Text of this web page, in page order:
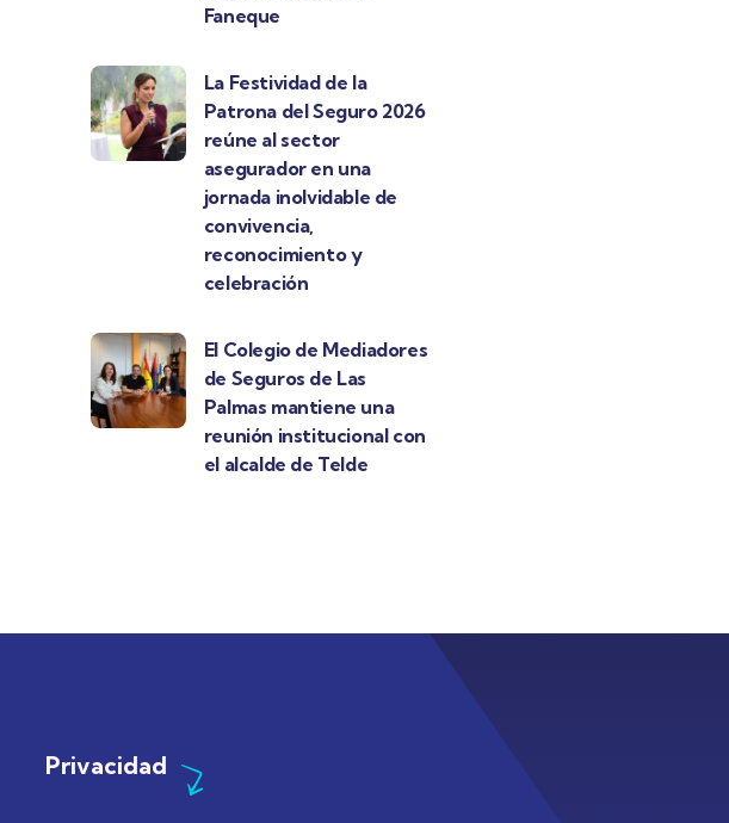
Faneque
La Festividad de la
Patrona del Seguro 2026
reúne al sector
asegurador en una
jornada inolvidable de
convivencia,
reconocimiento y
celebración
El Colegio de Mediadores
de Seguros de Las
Palmas mantiene una
reunión institucional con
el alcalde de Telde
Privacidad